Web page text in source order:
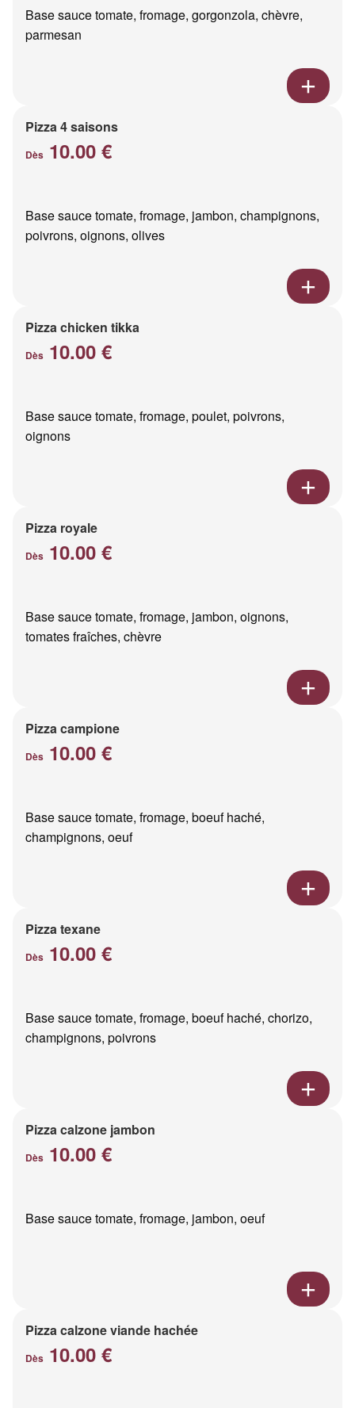
Base sauce tomate, fromage, gorgonzola, chèvre,
parmesan
Pizza 4 saisons
Dès 10.00 €
Base sauce tomate, fromage, jambon, champignons,
poivrons, oignons, olives
Pizza chicken tikka
Dès 10.00 €
Base sauce tomate, fromage, poulet, poivrons,
oignons
Pizza royale
Dès 10.00 €
Base sauce tomate, fromage, jambon, oignons,
tomates fraîches, chèvre
Pizza campione
Dès 10.00 €
Base sauce tomate, fromage, boeuf haché,
champignons, oeuf
Pizza texane
Dès 10.00 €
Base sauce tomate, fromage, boeuf haché, chorizo,
champignons, poivrons
Pizza calzone jambon
Dès 10.00 €
Base sauce tomate, fromage, jambon, oeuf
Pizza calzone viande hachée
Dès 10.00 €